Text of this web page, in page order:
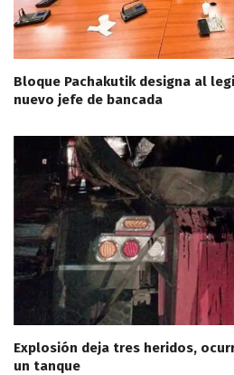
Bloque Pachakutik designa al
nuevo jefe de bancada
Explosión deja tres heridos,
un tanque